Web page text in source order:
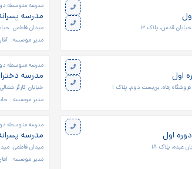
قدس، پلاک ۳
مدرسه متوسطه
مدرسه
میدان فاطمی،
مدیر موسسه:
اول
رفاه، بن‌بست دوم، پلاک ۱
مدرسه متوسطه
مدرسه
خیابان کارگر
مدیر موسسه:
عبده، پلاک ١٨
مدرسه متوسطه
مدرسه
میدان فاطمی، میدان
مدیر موسسه: